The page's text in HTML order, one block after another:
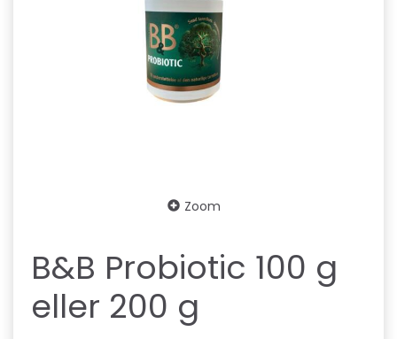
Zoom
B&B Probiotic 100 g
eller 200 g